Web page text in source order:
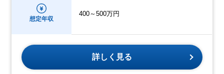
想定年収
400～500万円
詳しく見る